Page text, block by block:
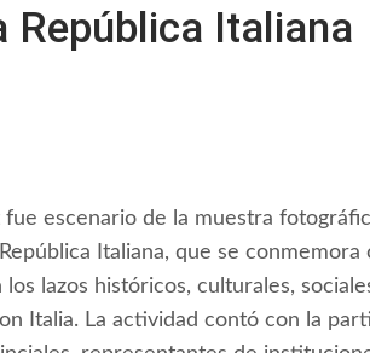
República Italiana
escenario de la muestra
Italiana, que se conmemora
lazos históricos, culturales,
Italia. La actividad contó con la